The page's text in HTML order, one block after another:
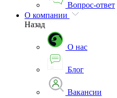
Вопрос-ответ
О компании
Назад
О нас
Блог
Вакансии